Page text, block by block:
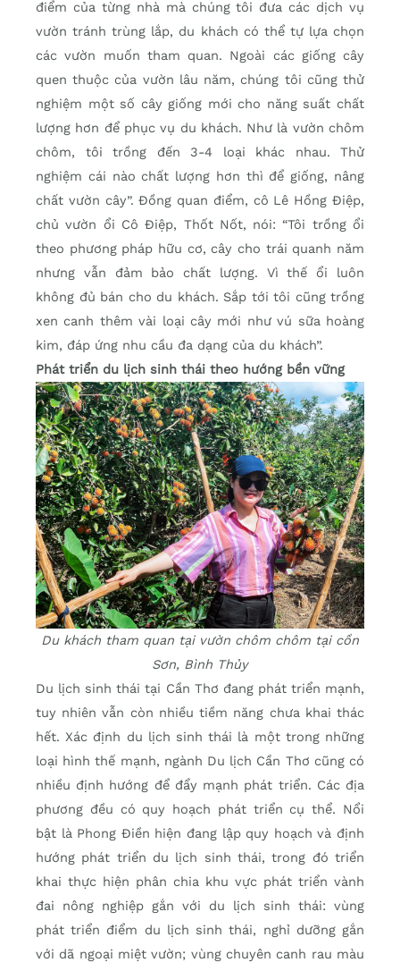
điểm của từng nhà mà chúng tôi đưa các dịch vụ
vườn tránh trùng lắp, du khách có thể tự lựa chọn
các vườn muốn tham quan. Ngoài các giống cây
quen thuộc của vườn lâu năm, chúng tôi cũng thử
nghiệm một số cây giống mới cho năng suất chất
lượng hơn để phục vụ du khách. Như là vườn chôm
chôm, tôi trồng đến 3-4 loại khác nhau. Thử
nghiệm cái nào chất lượng hơn thì để giống, nâng
chất vườn cây”. Đồng quan điểm, cô Lê Hồng Điệp,
chủ vườn ổi Cô Điệp, Thốt Nốt, nói: “Tôi trồng ổi
theo phương pháp hữu cơ, cây cho trái quanh năm
nhưng vẫn đảm bảo chất lượng. Vì thế ổi luôn
không đủ bán cho du khách. Sắp tới tôi cũng trồng
xen canh thêm vài loại cây mới như vú sữa hoàng
kim, đáp ứng nhu cầu đa dạng của du khách”.
Phát triển du lịch sinh thái theo hướng bền vững
Du khách tham quan tại vườn chôm chôm tại cồn
Sơn, Bình Thủy
Du lịch sinh thái tại Cần Thơ đang phát triển mạnh,
tuy nhiên vẫn còn nhiều tiềm năng chưa khai thác
hết. Xác định du lịch sinh thái là một trong những
loại hình thế mạnh, ngành Du lịch Cần Thơ cũng có
nhiều định hướng để đẩy mạnh phát triển. Các địa
phương đều có quy hoạch phát triển cụ thể. Nổi
bật là Phong Điền hiện đang lập quy hoạch và định
hướng phát triển du lịch sinh thái, trong đó triển
khai thực hiện phân chia khu vực phát triển vành
đai nông nghiệp gắn với du lịch sinh thái: vùng
phát triển điểm du lịch sinh thái, nghỉ dưỡng gắn
với dã ngoại miệt vườn; vùng chuyên canh rau màu